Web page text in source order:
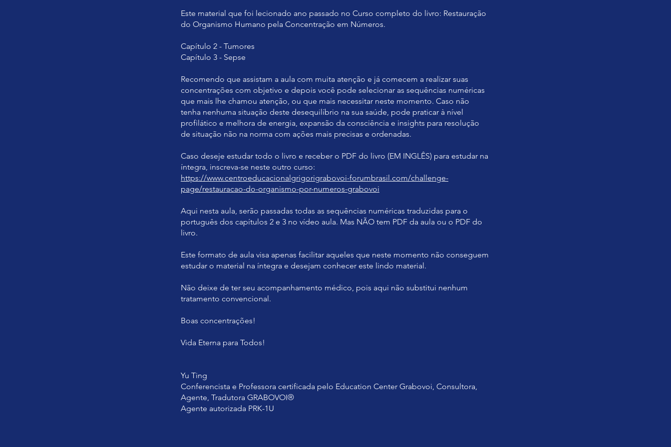
Este material que foi lecionado ano passado no Curso completo do livro: Restauração
do Organismo Humano pela Concentração em Números.
Capítulo 2 - Tumores
Capítulo 3 - Sepse
Recomendo que assistam a aula com muita atenção e já comecem a realizar suas
concentrações com objetivo e depois você pode selecionar as sequências numéricas
que mais lhe chamou atenção, ou que mais necessitar neste momento. Caso não
tenha nenhuma situação deste desequilíbrio na sua saúde, pode praticar à nível
profilático e melhora de energia, expansão da consciência e insights para resolução
de situação não na norma com ações mais precisas e ordenadas.
Caso deseje estudar todo o livro e receber o PDF do livro (EM INGLÊS) para estudar na
https://www.centroeducacionalgrigorigrabovoi-forumbrasil.com/challenge-
page/restauracao-do-organismo-por-numeros-grabovoi
Aqui nesta aula, serão passadas todas as sequências numéricas traduzidas para o
português dos capítulos 2 e 3 no vídeo aula. Mas NÃO tem PDF da aula ou o PDF do
livro.
Este formato de aula visa apenas facilitar aqueles que neste momento não conseguem
estudar o material na íntegra e desejam conhecer este lindo material.
Não deixe de ter seu acompanhamento médico, pois aqui não substitui nenhum
tratamento convencional.
Boas concentrações!
Vida Eterna para Todos!
Yu Ting
Conferencista e Professora certificada pelo Education Center Grabovoi, Consultora,
Agente, Tradutora GRABOVOI®
Agente autorizada PRK-1U